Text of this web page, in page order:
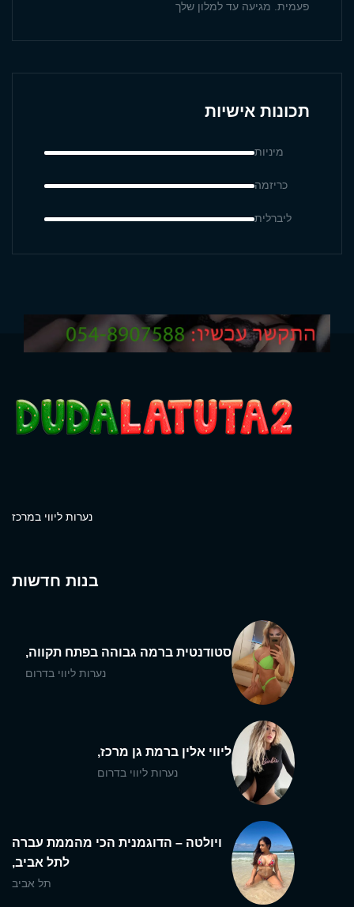
פעמית. מגיעה עד למלון שלך
תכונות אישיות
מיניות
כריזמה
ליברלית
נערות ליווי במרכז
בנות חדשות
סטודנטית ברמה גבוהה בפתח תקווה,
נערות ליווי בדרום
ליווי אלין ברמת גן מרכז,
נערות ליווי בדרום
ויולטה – הדוגמנית הכי מהממת עברה
לתל אביב,
תל אביב